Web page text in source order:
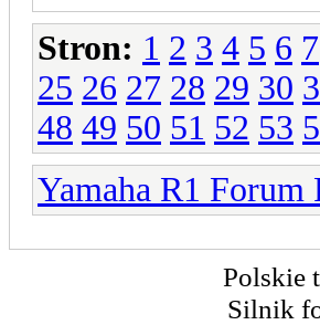
Stron: 1 2 3 4 5 6 7
25 26 27 28 29 30
48 49 50 51 52 53
Yamaha R1 Forum
Polskie
Silnik